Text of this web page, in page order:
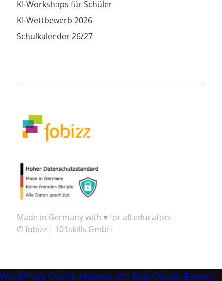
KI-Workshops für Schüler
KI-Wettbewerb 2026
Schulkalender 26/27
Made in Germany with ♥ for all educators
© fobizz | 101skills GmbH
WordPress Cookie Hinweis von Real Cookie Banner